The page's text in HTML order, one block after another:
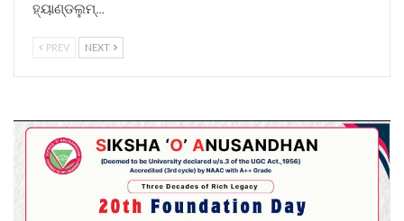
ହ୍ୟାଣ୍ଡଲୁମ୍…
PREV NEXT